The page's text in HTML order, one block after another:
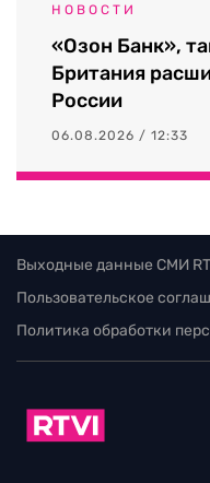
НОВОСТИ
«Озон Банк»,
Британия
России
06.08.2026 / 12:33
Выходные данные СМИ
Пользовательское
Политика обработки